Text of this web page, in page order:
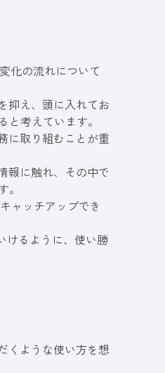
化の流れについて
抑え、頭に入れてお
考えています。
に取り組むことが重
報に触れ、その中で
ャッチアップでき
けるように、使い勝
くような使い方を想